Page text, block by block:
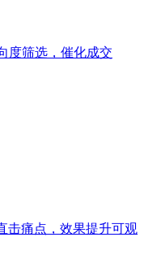
度筛选，催化成交
击痛点，效果提升可观